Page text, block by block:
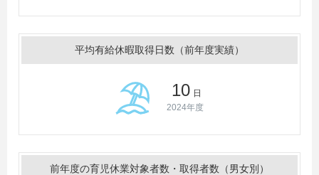
平均有給休暇取得日数（前年度実績）
10 日
2024年度
前年度の育児休業対象者数・取得者数（男女別）